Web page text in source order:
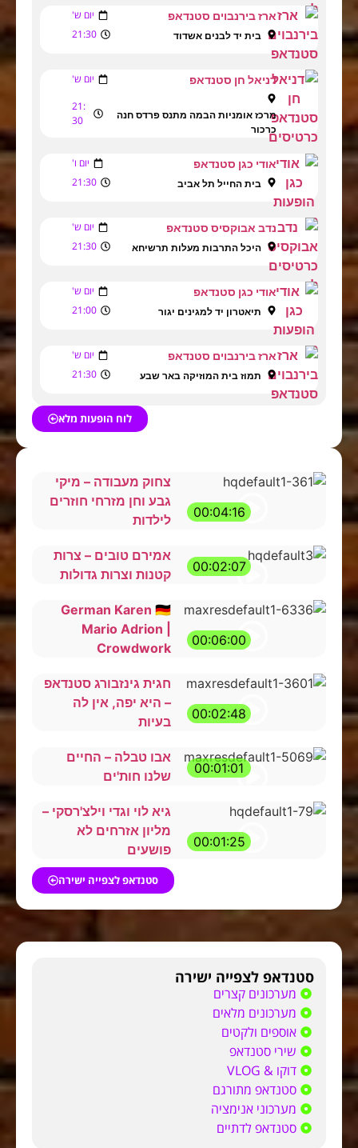
ארז בירנבוים סטנדאפ יום ש'
בית יד לבנים אשדוד 21:30
דניאל חן סטנדאפ יום ש'
מרכז אומניות הבמה מתנס פרדס חנה
כרכור
21:
30
אודי כגן סטנדאפ יום ו'
בית החייל תל אביב 21:30
נדב אבוקסיס סטנדאפ יום ש'
היכל התרבות מעלות תרשיחא 21:30
אודי כגן סטנדאפ יום ש'
תיאטרון יד למגינים יגור 21:00
ארז בירנבוים סטנדאפ יום ש'
תמוז בית המוזיקה באר שבע 21:30
לוח הופעות מלא
00:04:16
צחוק מעבודה – מיקי
גבע וחן מזרחי חוזרים
לילדות
00:02:07
אמירם טובים – צרות
קטנות וצרות גדולות
00:06:00
German Karen 🇩🇪
Mario Adrion |
Crowdwork
00:02:48
חגית גינזבורג סטנדאפ
– היא יפה, אין לה
בעיות
00:01:01
אבו טבלה – החיים
שלנו חות'ים
00:01:25
גיא לוי וגדי וילצ'רסקי –
מליון אזרחים לא
פושעים
סטנדאפ לצפייה ישירה
סטנדאפ לצפייה ישירה
מערכונים קצרים
מערכונים מלאים
אוספים ולקטים
שירי סטנדאפ
דוקו & VLOG
סטנדאפ מתורגם
מערכוני אנימציה
סטנדאפ לדתיים